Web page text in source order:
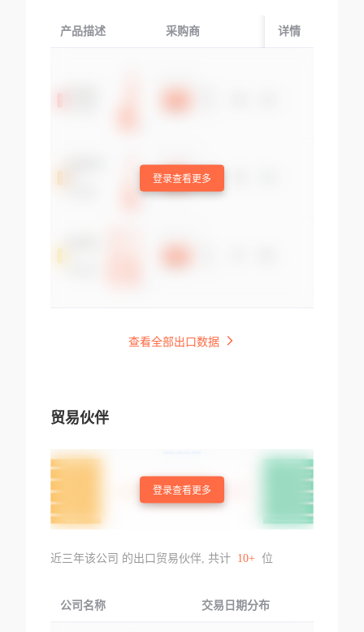
产品描述 采购商 起运国/地区
详情
登录查看更多
查看全部出口数据
贸易伙伴
登录查看更多
近三年该公司 的出口贸易伙伴, 共计 10+ 位
公司名称 交易日期分布